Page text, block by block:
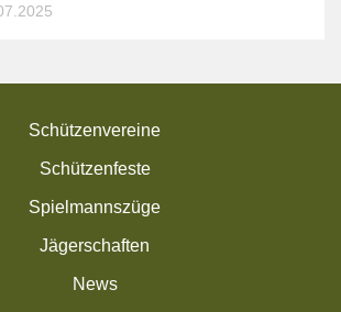
Schützenvereine
Schützenfeste
Spielmannszüge
Jägerschaften
News